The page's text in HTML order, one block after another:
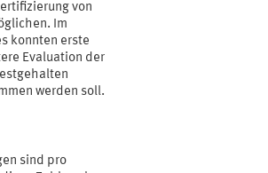
von
Im
konnten erste
Evaluation der
werden soll.
sind pro